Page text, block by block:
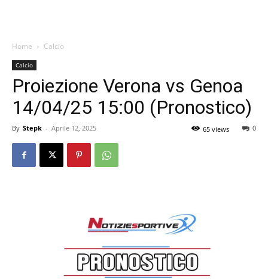
Home Calcio
Calcio
Proiezione Verona vs Genoa
14/04/25 15:00 (Pronostico)
By Stepk - Aprile 12, 2025 0
65 views